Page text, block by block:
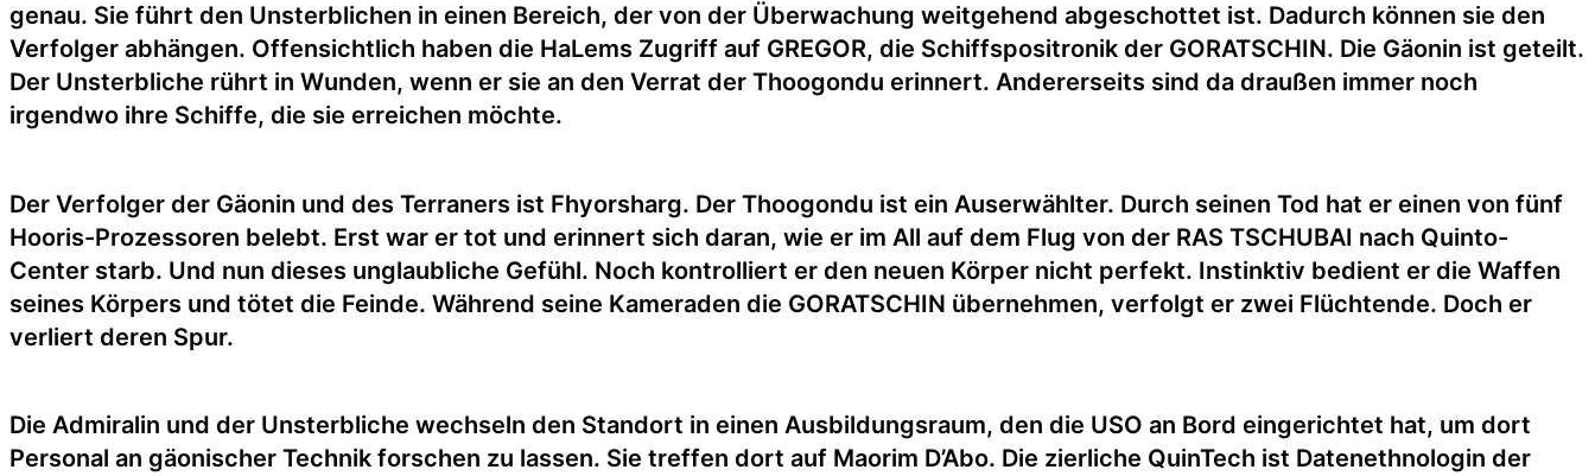
genau. Sie führt den Unsterblichen in einen Bereich, der von der Überwachung weitgehend abgeschottet ist. Dadurch können sie den
Verfolger abhängen. Offensichtlich haben die HaLems Zugriff auf GREGOR, die Schiffspositronik der GORATSCHIN. Die Gäonin ist geteilt.
Der Unsterbliche rührt in Wunden, wenn er sie an den Verrat der Thoogondu erinnert. Andererseits sind da draußen immer noch
irgendwo ihre Schiffe, die sie erreichen möchte.
Der Verfolger der Gäonin und des Terraners ist Fhyorsharg. Der Thoogondu ist ein Auserwählter. Durch seinen Tod hat er einen von fünf
Hooris-Prozessoren belebt. Erst war er tot und erinnert sich daran, wie er im All auf dem Flug von der RAS TSCHUBAI nach Quinto-
Center starb. Und nun dieses unglaubliche Gefühl. Noch kontrolliert er den neuen Körper nicht perfekt. Instinktiv bedient er die Waffen
seines Körpers und tötet die Feinde. Während seine Kameraden die GORATSCHIN übernehmen, verfolgt er zwei Flüchtende. Doch er
verliert deren Spur.
Die Admiralin und der Unsterbliche wechseln den Standort in einen Ausbildungsraum, den die USO an Bord eingerichtet hat, um dort
Personal an gäonischer Technik forschen zu lassen. Sie treffen dort auf Maorim D’Abo. Die zierliche QuinTech ist Datenethnologin der